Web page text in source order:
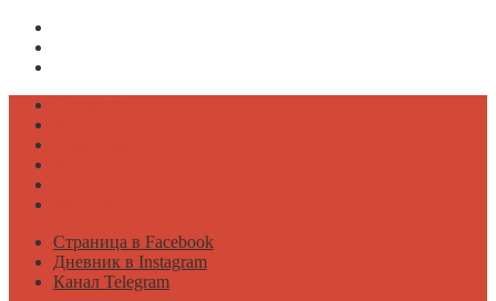
Страница в Facebook
Дневник в Instagram
Канал Telegram